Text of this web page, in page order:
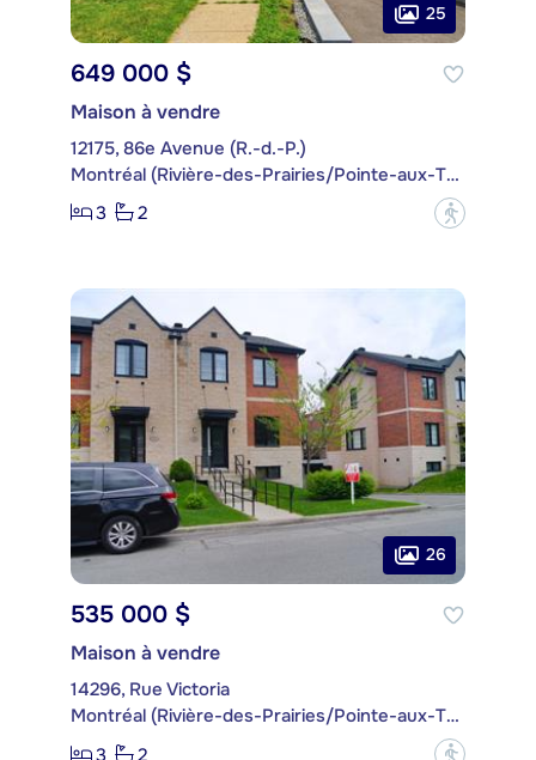
25
649 000 $
Maison à vendre
12175, 86e Avenue (R.-d.-P.)
Montréal (Rivière-des-Prairies/Pointe-aux-Trembles)
3
2 ?
26
535 000 $
Maison à vendre
14296, Rue Victoria
Montréal (Rivière-des-Prairies/Pointe-aux-Trembles)
3
2 ?